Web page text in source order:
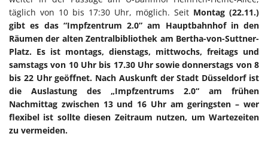
täglich von 10 bis 17:30 Uhr, möglich. Seit Montag (22.11.)
gibt es das “Impfzentrum 2.0” am Hauptbahnhof in den
Räumen der alten Zentralbibliothek am Bertha-von-Suttner-
Platz. Es ist montags, dienstags, mittwochs, freitags und
samstags von 10 Uhr bis 17.30 Uhr sowie donnerstags von 8
bis 22 Uhr geöffnet. Nach Auskunft der Stadt Düsseldorf ist
die Auslastung des „Impfzentrums 2.0“ am frühen
Nachmittag zwischen 13 und 16 Uhr am geringsten – wer
flexibel ist sollte diesen Zeitraum nutzen, um Wartezeiten
zu vermeiden.